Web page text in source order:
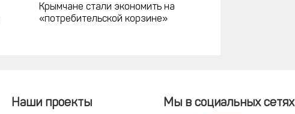
Крымчане стали экономить на
«потребительской корзине»
Наши проекты Мы в социальных сетях